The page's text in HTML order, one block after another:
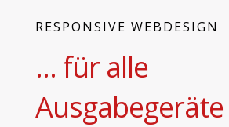
RESPONSIVE WEBDESIGN
... für alle
Ausgabegeräte